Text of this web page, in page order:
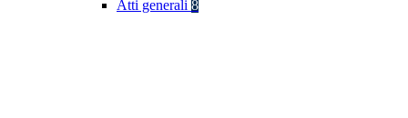
Atti generali 8